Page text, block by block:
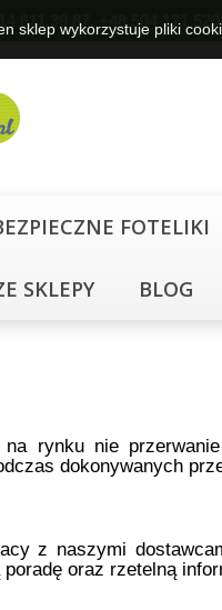
14 611 39 87, +48 504 171
FOTELIKI
SKLEPY BLOG
rynku nie
dokonywanych
z naszymi
oraz rzetelną
sklep wykorzystuje pliki